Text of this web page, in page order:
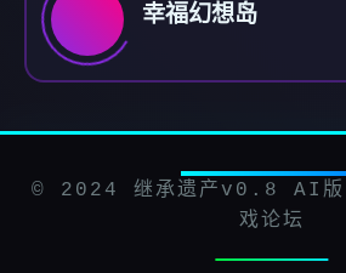
幸福幻想岛
© 2024 继承遗产v0.8 AI
戏论坛